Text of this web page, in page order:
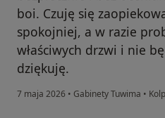
boi. Czuję się
spokojniej, a w razie
właściwych drzwi i nie
dziękuję.
7 maja 2026 • Gabinety Tuwima •